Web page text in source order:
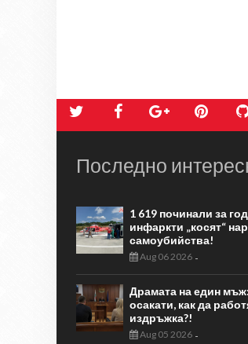
Последно
1 619 починали за
инфаркти „косят“
самоубийства!
Aug 06 2026 -
Драмата на един
осакати, как да
издръжка?!
Aug 05 2026 -